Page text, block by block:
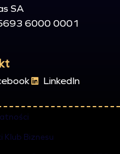
SA
6000 0001
LinkedIn
Klub Biznesu